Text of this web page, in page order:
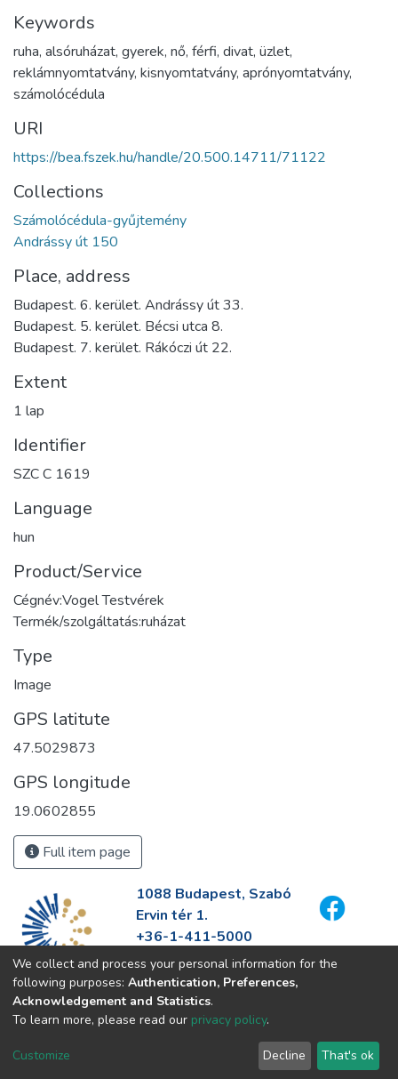
Keywords
ruha, alsóruházat, gyerek, nő, férfi, divat, üzlet,
reklámnyomtatvány, kisnyomtatvány, aprónyomtatvány,
számolócédula
URI
https://bea.fszek.hu/handle/20.500.14711/71122
Collections
Számolócédula-gyűjtemény
Andrássy út 150
Place, address
Budapest. 6. kerület. Andrássy út 33.
Budapest. 5. kerület. Bécsi utca 8.
Budapest. 7. kerület. Rákóczi út 22.
Extent
1 lap
Identifier
SZC C 1619
Language
hun
Product/Service
Cégnév:Vogel Testvérek
Termék/szolgáltatás:ruházat
Type
Image
GPS latitute
47.5029873
GPS longitude
19.0602855
Full item page
1088 Budapest, Szabó
Ervin tér 1.
+36-1-411-5000
info@fszek.hu
https://fszek.hu
We collect and process your personal information for the
following purposes: Authentication, Preferences,
Acknowledgement and Statistics.
To learn more, please read our privacy policy.
Customize Decline That's ok